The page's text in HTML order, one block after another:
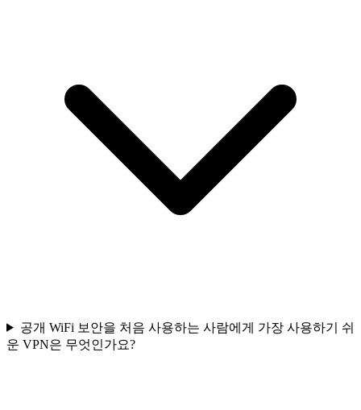
공개 WiFi 보안을 처음 사용하는 사람에게 가장 사용하기 쉬
운 VPN은 무엇인가요?